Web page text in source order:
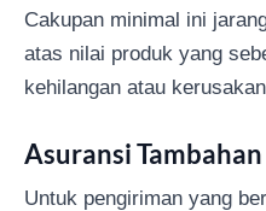
Cakupan minimal ini
atas nilai produk yang
kehilangan atau
Asuransi Tambahan
Untuk pengiriman yang